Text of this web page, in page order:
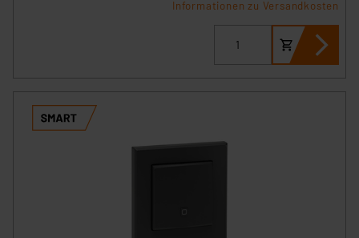
Informationen zu Versandkosten